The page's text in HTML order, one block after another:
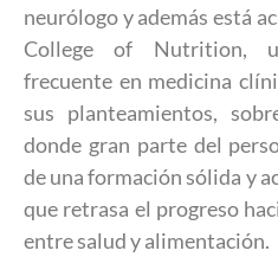
neurólogo y además está
College of Nutrition,
frecuente en medicina
sus planteamientos,
donde gran parte del
de una formación sólida y
que retrasa el progreso
entre salud y alimentación.